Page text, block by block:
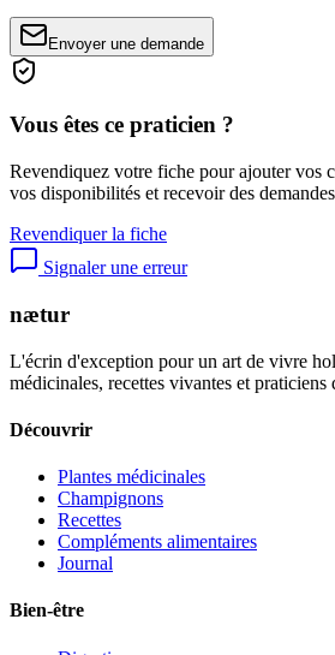
Envoyer une demande
Vous êtes ce praticien ?
Revendiquez votre fiche pour ajouter vos
vos disponibilités et recevoir des
Revendiquer la fiche
Signaler une erreur
nætur
L'écrin d'exception pour un art de vivre
médicinales, recettes vivantes et praticiens
Découvrir
Plantes médicinales
Champignons
Recettes
Compléments alimentaires
Journal
Bien-être